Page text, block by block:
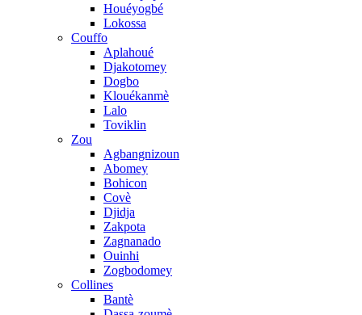
Houéyogbé
Lokossa
Couffo
Aplahoué
Djakotomey
Dogbo
Klouékanmè
Lalo
Toviklin
Zou
Agbangnizoun
Abomey
Bohicon
Covè
Djidja
Zakpota
Zagnanado
Ouinhi
Zogbodomey
Collines
Bantè